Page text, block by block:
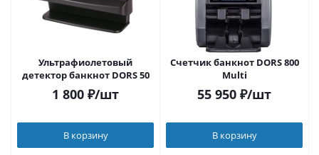
Ультрафиолетовый
детектор банкнот DORS 50
1 800 ₽/шт
В корзину
Счетчик банкнот DORS 800
Multi
55 950 ₽/шт
В корзину